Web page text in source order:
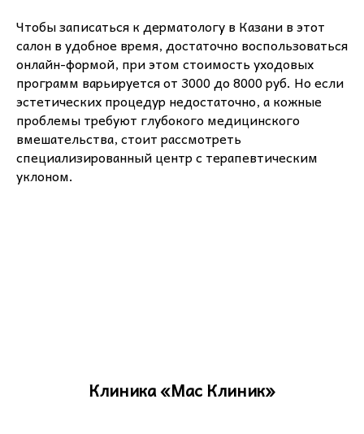
Чтобы записаться к дерматологу в Казани в этот
салон в удобное время, достаточно воспользоваться
онлайн-формой, при этом стоимость уходовых
программ варьируется от 3000 до 8000 руб. Но если
эстетических процедур недостаточно, а кожные
проблемы требуют глубокого медицинского
вмешательства, стоит рассмотреть
специализированный центр с терапевтическим
уклоном.
Клиника «Мас Клиник»